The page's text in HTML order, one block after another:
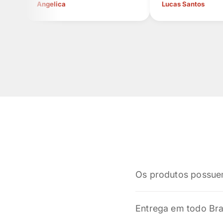
Angelica Lucas Santos
Os produtos
legislação brasileira.
Entrega em todo